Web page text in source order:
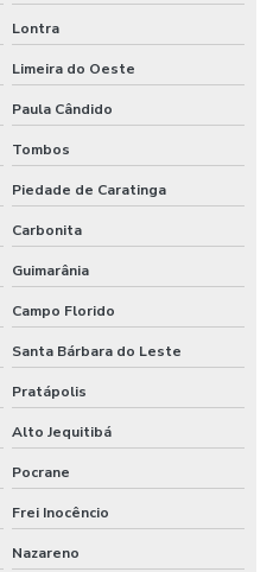
Lontra
Limeira do Oeste
Paula Cândido
Tombos
Piedade de Caratinga
Carbonita
Guimarânia
Campo Florido
Santa Bárbara do Leste
Pratápolis
Alto Jequitibá
Pocrane
Frei Inocêncio
Nazareno